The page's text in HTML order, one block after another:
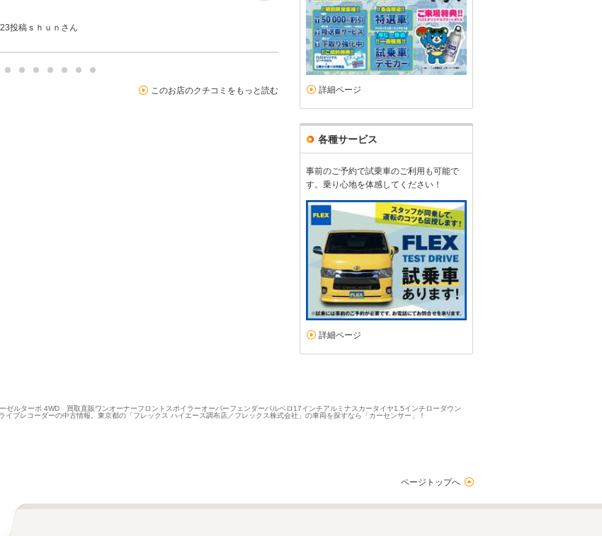
投稿 ｓｈｕｎさん
も丁寧で好感をもち、即日購入を決定いたしました。納期までの流れ
トヨタ ハイエースバン（2025/10購入）
このお店のクチコミをもっと読む 詳細ページ
各種サービス
事前のご予約で試乗車のご利用も可能で
す。乗り心地を体感してください！
詳細ページ
ルターボ 4WD 買取直販ワンオーナーフロントスポイラーオーバーフェンダーバルベロ17インチアルミナスカータイヤ1.5インチローダウン
ブレコーダーの中古情報。東京都の「フレックス ハイエース調布店／フレックス株式会社」の車両を探すなら「カーセンサー」！
ページトップへ